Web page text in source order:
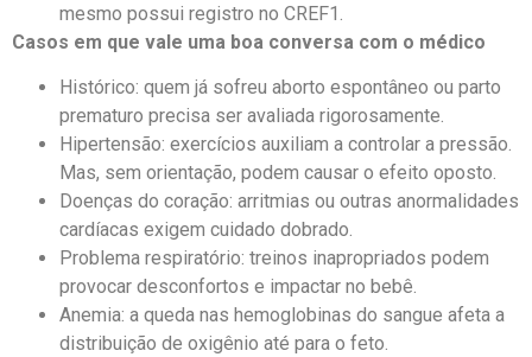
mesmo possui registro no CREF1.
Casos em que vale uma boa conversa com o médico
Histórico: quem já sofreu aborto espontâneo ou parto
prematuro precisa ser avaliada rigorosamente.
Hipertensão: exercícios auxiliam a controlar a pressão.
Mas, sem orientação, podem causar o efeito oposto.
Doenças do coração: arritmias ou outras anormalidades
cardíacas exigem cuidado dobrado.
Problema respiratório: treinos inapropriados podem
provocar desconfortos e impactar no bebê.
Anemia: a queda nas hemoglobinas do sangue afeta a
distribuição de oxigênio até para o feto.